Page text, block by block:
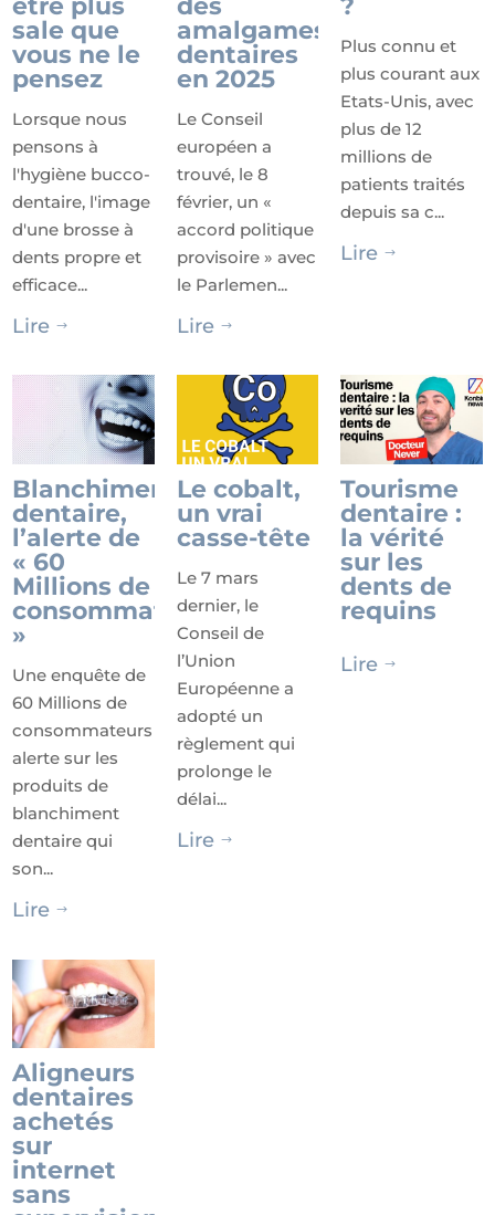
sale que
vous ne le
pensez
Lorsque nous
pensons à
l'hygiène bucco-
dentaire, l'image
d'une brosse à
dents propre et
efficace...
Lire $
amalgames
dentaires
en 2025
Le Conseil
européen a
trouvé, le 8
février, un «
accord politique
provisoire » avec
le Parlemen...
Lire $
Plus connu et
plus courant aux
Etats-Unis, avec
plus de 12
millions de
patients traités
depuis sa c...
Lire $
Blanchiment
dentaire,
l’alerte de
« 60
Millions de
consommateurs
»
Une enquête de
60 Millions de
consommateurs
alerte sur les
produits de
blanchiment
dentaire qui
son...
Lire $
Le cobalt,
un vrai
casse-tête
Le 7 mars
dernier, le
Conseil de
l’Union
Européenne a
adopté un
règlement qui
prolonge le
délai...
Lire $
Tourisme
dentaire :
la vérité
sur les
dents de
requins
Lire $
Aligneurs
dentaires
achetés
sur
internet
sans